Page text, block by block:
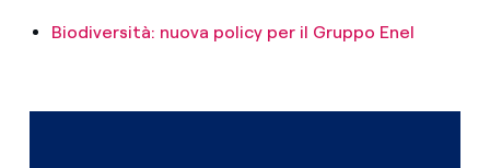
Biodiversità: nuova policy per il Gruppo Enel